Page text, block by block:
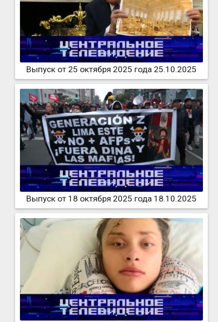
Выпуск от 25 октября 2025 года 25.10.2025
Выпуск от 18 октября 2025 года 18.10.2025